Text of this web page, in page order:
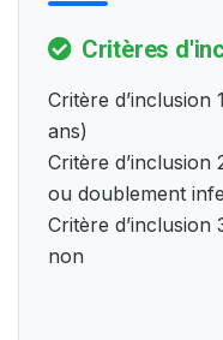
Critères
Critère d’inclusion
ans)
Critère
ou doublement
Critère d’inclusion
non